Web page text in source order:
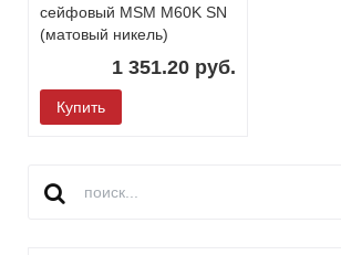
сейфовый MSM M60K SN
(матовый никель)
1 351.20 руб.
Купить